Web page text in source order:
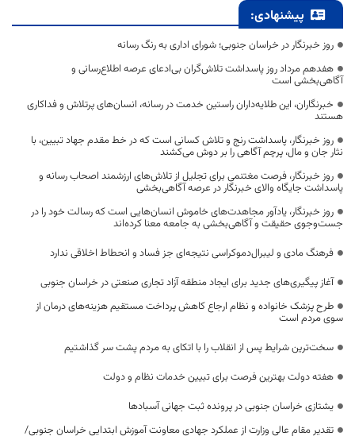
پیشنهادی:
روز خبرنگار در خراسان جنوبی؛ شورای اداری به رنگ رسانه
هفدهم مرداد روز پاسداشت تلاش‌گران بی‌ادعای عرصه اطلاع‌رسانی و
آگاهی‌بخشی است
خبرنگاران، این طلایه‌داران راستین خدمت در رسانه، انسان‌های پرتلاش و فداکاری
هستند
روز خبرنگار، پاسداشت رنج و تلاش کسانی است که در خط مقدم جهاد تبیین، با
نثار جان و مال، پرچم آگاهی را بر دوش می‌کشند
روز خبرنگار، فرصت مغتنمی برای تجلیل از تلاش‌های ارزشمند اصحاب رسانه و
پاسداشت جایگاه والای خبرنگار در عرصه آگاهی‌بخشی
روز خبرنگار، یادآور مجاهدت‌های خاموش انسان‌هایی است که رسالت خود را در
جست‌وجوی حقیقت و آگاهی‌بخشی به جامعه معنا کرده‌اند
فرهنگ مادی و لیبرال‌دموکراسی نتیجه‌ای جز فساد و انحطاط اخلاقی ندارد
آغاز پیگیری‌های جدید برای ایجاد منطقه آزاد تجاری صنعتی در خراسان جنوبی
طرح پزشک خانواده و نظام ارجاع کاهش پرداخت مستقیم هزینه‌های درمان از
سوی مردم است
سخت‌ترین شرایط پس از انقلاب را با اتکای به مردم پشت سر گذاشتیم
هفته دولت بهترین فرصت برای تبیین خدمات نظام و دولت
یشتازی خراسان جنوبی در پرونده ثبت جهانی آسبادها
تقدیر مقام عالی وزارت از عملکرد جهادی معاونت آموزش ابتدایی خراسان جنوبی/